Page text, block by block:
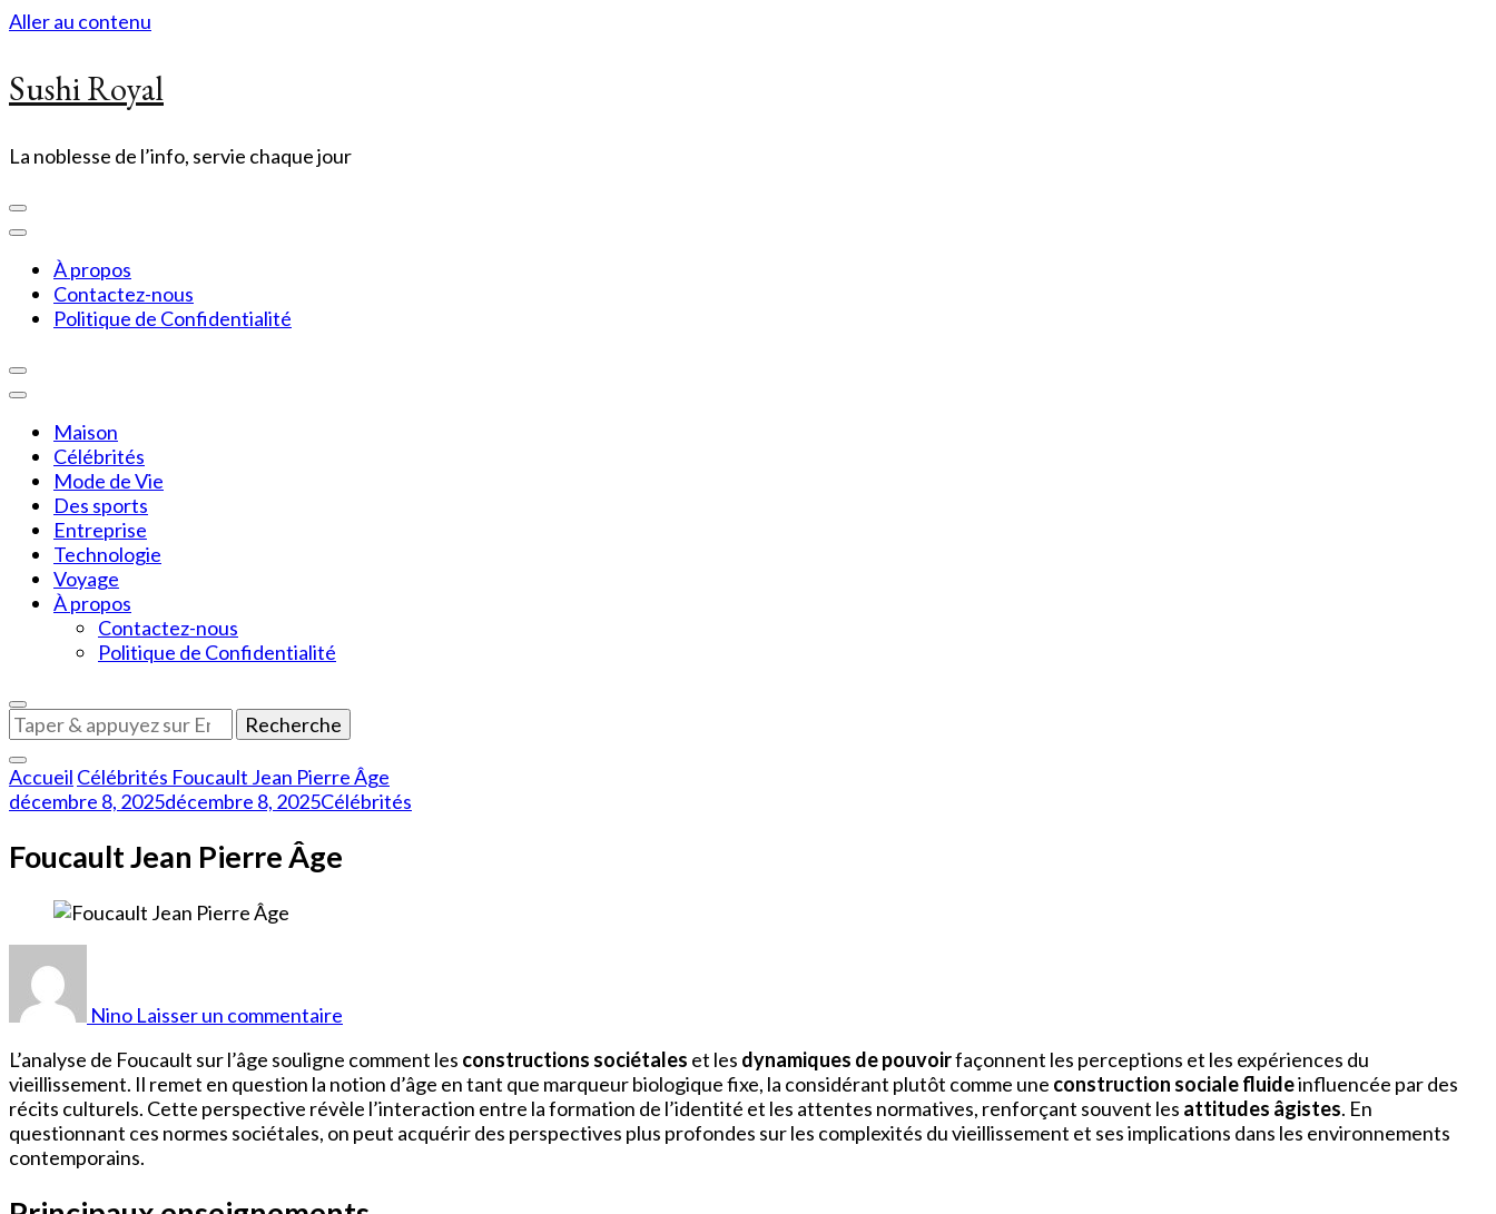
Aller au contenu
Sushi Royal
La noblesse de l’info, servie chaque jour
À propos
Contactez-nous
Politique de Confidentialité
Maison
Célébrités
Mode de Vie
Des sports
Entreprise
Technologie
Voyage
À propos
Contactez-nous
Politique de Confidentialité
Vous
recherchiez
quelque
chose
?
Accueil Célébrités Foucault Jean Pierre Âge
décembre 8, 2025décembre 8, 2025Célébrités
Foucault Jean Pierre Âge
Nino Laisser un commentaire
Pierre
Âge
L’analyse de Foucault sur l’âge souligne comment les constructions sociétales et les dynamiques de pouvoirfaçonnent les perceptions et les expériences du
vieillissement. Il remet en question la notion d’âge en tant que marqueur biologique fixe, la considérant plutôt comme une construction sociale fluideinfluencée par des
récits culturels. Cette perspective révèle l’interaction entre la formation de l’identité et les attentes normatives, renforçant souvent les attitudes âgistes. En
questionnant ces normes sociétales, on peut acquérir des perspectives plus profondes sur les complexités du vieillissement et ses implications dans les environnements
contemporains.